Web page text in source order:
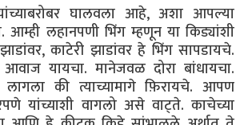
घालवला आहे, अशा आपल्या
आम्ही लहानपणी भिंग म्हणून या किड्यांशी
काटेरी झाडांवर हे भिंग सापडायचे.
आवाज यायचा. मानेजवळ दोरा बांधायचा.
की त्याच्यामागे फ़िरायचे. आपण
यांच्याशी वागलो असे वाट्ते. काचेच्या